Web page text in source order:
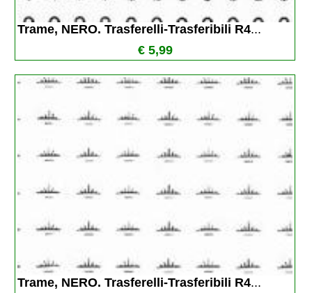
Trame, NERO. Trasferelli-Trasferibili R4...
€ 5,99
Trame, NERO. Trasferelli-Trasferibili R4...